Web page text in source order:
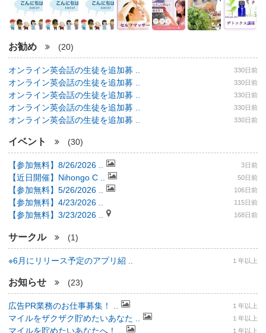
お勧め (20)
オンライン英会話の生徒を追加募 .. 330日前
オンライン英会話の生徒を追加募 .. 330日前
オンライン英会話の生徒を追加募 .. 330日前
オンライン英会話の生徒を追加募 .. 330日前
オンライン英会話の生徒を追加募 .. 330日前
イベント (30)
【参加無料】8/26/2026 .. 3日前
【近日開催】Nihongo C .. 50日前
【参加無料】5/26/2026 .. 106日前
【参加無料】4/23/2026 .. 115日前
【参加無料】3/23/2026 .. 168日前
サークル (1)
※6月にリリース予定のアプリ紹 .. １年以上
お知らせ (23)
広告PR業務のお仕事募集！ .. １年以上
マイルをザクザク貯めたいあなた .. １年以上
マイルを貯めたいあなたへ！ .. １年以上